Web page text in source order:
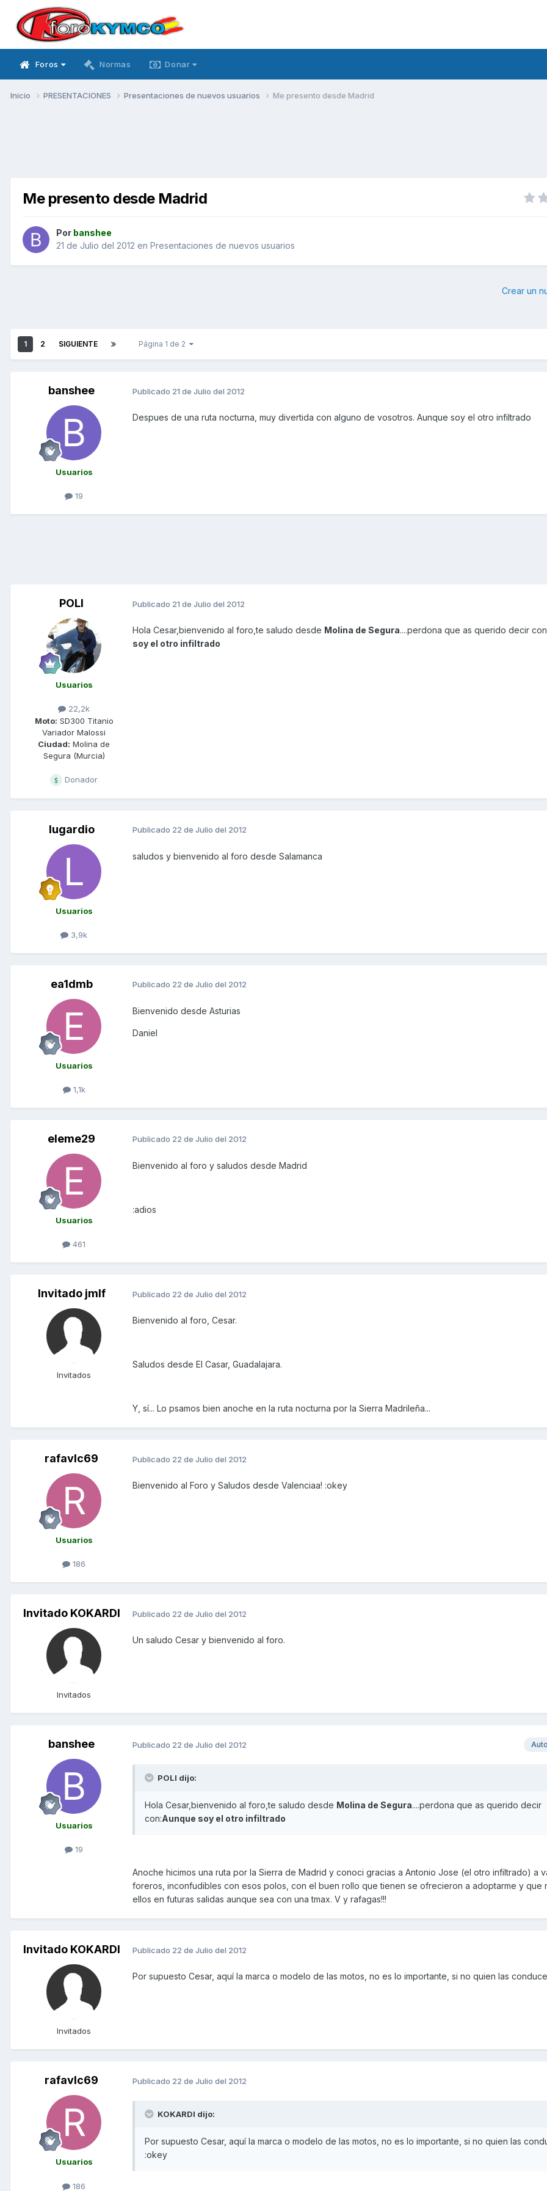
Foros Normas Donar
Inicio PRESENTACIONES Presentaciones de nuevos usuarios Me presento desde Madrid
Me presento desde Madrid
Por banshee
21 de Julio del 2012 en Presentaciones de nuevos usuarios
Crear un
1 2 SIGUIENTE Página 1 de 2
banshee
Usuarios
19
Publicado 21 de Julio del 2012
Despues de una ruta nocturna, muy divertida con alguno de vosotros. Aunque soy el otro infiltrado
POLI
Usuarios
22,2k
Moto: SD300 Titanio
Variador Malossi
Ciudad: Molina de
Segura (Murcia)
Donador
Publicado 21 de Julio del 2012
Hola Cesar,bienvenido al foro,te saludo desde Molina de Segura....perdona que as querido decir
soy el otro infiltrado
lugardio
Usuarios
3,9k
Publicado 22 de Julio del 2012
saludos y bienvenido al foro desde Salamanca
ea1dmb
Usuarios
1,1k
Publicado 22 de Julio del 2012
Bienvenido desde Asturias
Daniel
eleme29
Usuarios
461
Publicado 22 de Julio del 2012
Bienvenido al foro y saludos desde Madrid
:adios
Invitado jmlf
Invitados
Publicado 22 de Julio del 2012
Bienvenido al foro, Cesar.
Saludos desde El Casar, Guadalajara.
Y, sí... Lo psamos bien anoche en la ruta nocturna por la Sierra Madrileña...
rafavlc69
Usuarios
186
Publicado 22 de Julio del 2012
Bienvenido al Foro y Saludos desde Valenciaa! :okey
Invitado KOKARDI
Invitados
Publicado 22 de Julio del 2012
Un saludo Cesar y bienvenido al foro.
banshee
Usuarios
19
Publicado 22 de Julio del 2012
POLI dijo:
Hola Cesar,bienvenido al foro,te saludo desde Molina de Segura....perdona que as querido decir
con:Aunque soy el otro infiltrado
Anoche hicimos una ruta por la Sierra de Madrid y conoci gracias a Antonio Jose (el otro infiltrado) a
foreros, inconfudibles con esos polos, con el buen rollo que tienen se ofrecieron a adoptarme y que
ellos en futuras salidas aunque sea con una tmax. V y rafagas!!!
Invitado KOKARDI
Invitados
Publicado 22 de Julio del 2012
Por supuesto Cesar, aquí la marca o modelo de las motos, no es lo importante, si no quien las
rafavlc69
Usuarios
186
Publicado 22 de Julio del 2012
KOKARDI dijo:
Por supuesto Cesar, aquí la marca o modelo de las motos, no es lo importante, si no quien las
:okey